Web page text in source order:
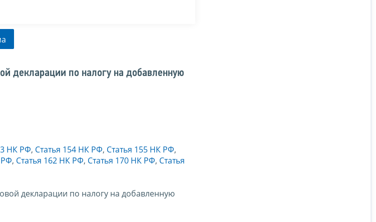
декларации по налогу на добавленную
НК РФ, Статья 154 НК РФ, Статья 155 НК РФ,
РФ, Статья 162 НК РФ, Статья 170 НК РФ, Статья
декларации по налогу на добавленную